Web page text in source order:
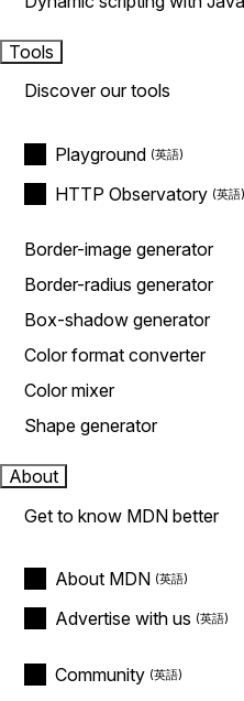
Tools
Discover our tools
Playground
HTTP Observatory
Border-image generator
Border-radius generator
Box-shadow generator
Color format converter
Color mixer
Shape generator
About
Get to know MDN better
About MDN
Advertise with us
Community